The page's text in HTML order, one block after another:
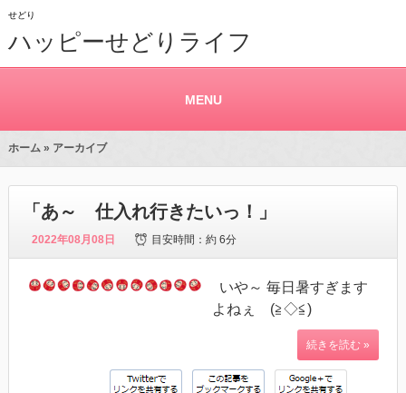
せどり
ハッピーせどりライフ
MENU
ホーム» アーカイブ
「あ～ 仕入れ行きたいっ！」
2022年08月08日 目安時間：約 6分
いや～ 毎日暑すぎます
よねぇ (≧◇≦)
続きを読む »